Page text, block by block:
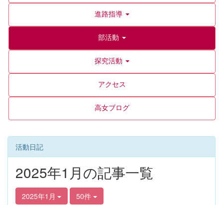
進路指導
部活動
探究活動
アクセス
高女ブログ
活動日記
2025年1月の記事一覧
2025年1月 50件